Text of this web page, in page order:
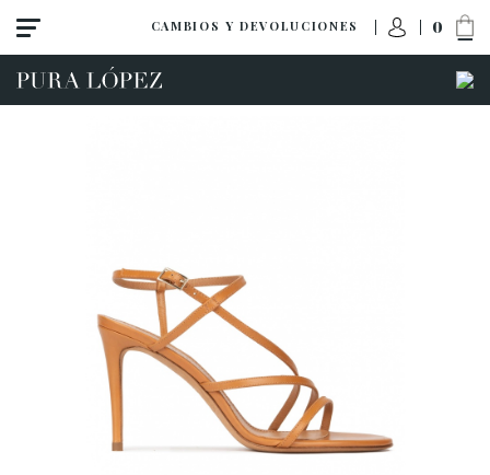
CAMBIOS Y DEVOLUCIONES 0